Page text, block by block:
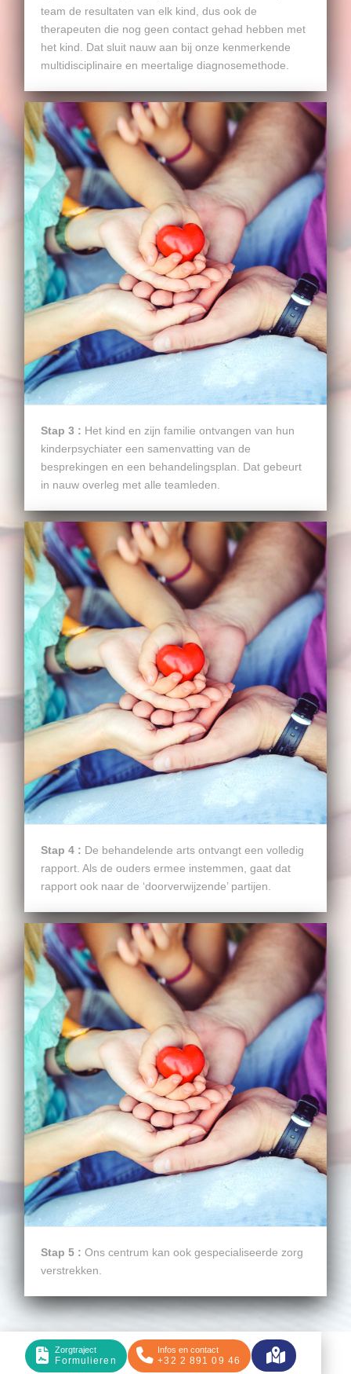
Zorgtraject
Formulieren
Infos en contact
+32 2 891 09 46
team de resultaten van elk kind, dus ook de
therapeuten die nog geen contact gehad hebben met
het kind. Dat sluit nauw aan bij onze kenmerkende
multidisciplinaire en meertalige diagnosemethode.
Stap 3 : Het kind en zijn familie ontvangen van hun
kinderpsychiater een samenvatting van de
besprekingen en een behandelingsplan. Dat gebeurt
in nauw overleg met alle teamleden.
Stap 4 : De behandelende arts ontvangt een volledig
rapport. Als de ouders ermee instemmen, gaat dat
rapport ook naar de ‘doorverwijzende’ partijen.
Stap 5 : Ons centrum kan ook gespecialiseerde zorg
verstrekken.